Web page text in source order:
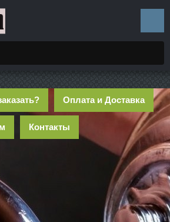
Оплата и Доставка
Контакты